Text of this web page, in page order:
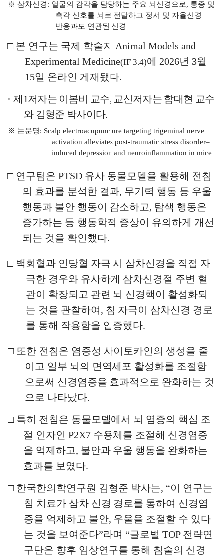
※ 삼차신경: 얼굴의 감각을 담당하는 주요 뇌신경으로, 통증 및
촉각 신호를 뇌로 전달하고 정서 및 자율신경
반응과도 연관된 신경
□ 본 연구는 국제 학술지Animal Models and
Experimental Medicine(IF 3.4)에 2026년 3월
15일 온라인 게재됐다.
◦제 1저자는 이봄비 교수, 교신저자는 함대현 교수
와 김형준 박사이다.
※ 논문명: Scalp electroacupuncture targeting trigeminal nerve
activation alleviates post-traumatic stress disorder–
induced depression and neuroinflammation in mice
□ 연구팀은PTSD 유사 동물모델을 활용해 전침
의 효과를 분석한 결과, 무기력 행동 등 우울
행동과 불안 행동이 감소하고, 탐색 행동은
증가하는 등 행동학적 증상이 유의하게 개선
되는 것을 확인했다.
□ 백회혈과 인당혈 자극 시 삼차신경을 직접 자
극한 경우와 유사하게 삼차신경절 주변 혈
관이 확장되고 관련 뇌 신경핵이 활성화되
는 것을 관찰하여 , 침 자극이 삼차신경 경로
를 통해 작용함을 입증했다.
□ 또한 전침은 염증성 사이토카인의 생성을 줄
이고 일부 뇌의 면역세포 활성화를 조절함
으로써 신경염증을 효과적으로 완화하는 것
으로 나타났다.
□ 특히 전침은 동물모델에서 뇌 염증의 핵심 조
절 인자인 P2X7 수용체를 조절해 신경염증
을 억제하고, 불안과 우울 행동을 완화하는
효과를 보였다.
□ 한국한의학연구원 김형준 박사는, “이 연구는
침 치료가 삼차 신경 경로를 통하여 신경염
증을 억제하고 불안, 우울을 조절할 수 있다
는 것을 보여준다”라며 “글로벌 TOP 전략연
구단은 향후 임상연구를 통해 침술의 신경